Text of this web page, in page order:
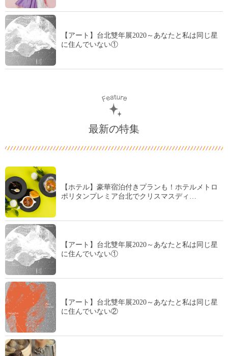
【アート】台北雙年展2020～あなたと私は同じ星
に住んでいない①
最新の特集
【ホテル】豪華宿泊付きプランも！ホテルメトロ
ポリタンプレミア台北でクリスマスディ…
【アート】台北雙年展2020～あなたと私は同じ星
に住んでいない①
【アート】台北雙年展2020～あなたと私は同じ星
に住んでいない②